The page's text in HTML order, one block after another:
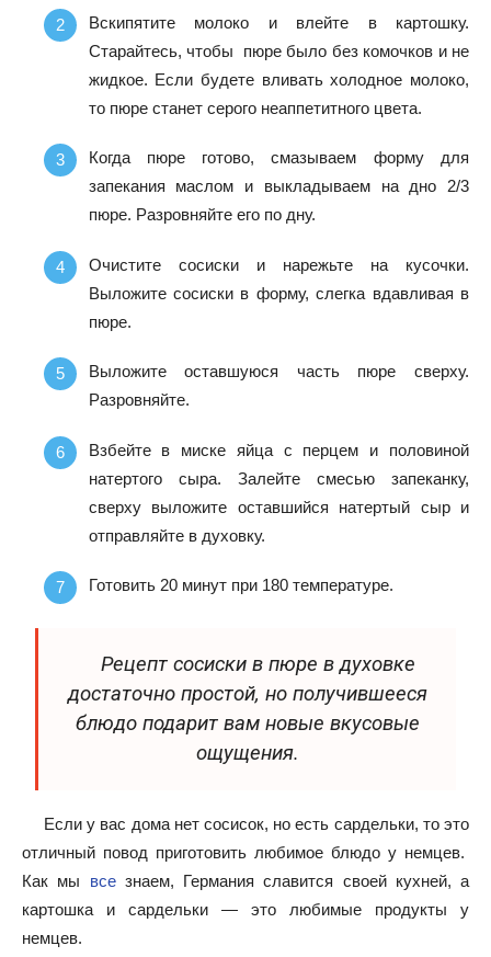
Вскипятите молоко и влейте в картошку.
Старайтесь, чтобы пюре было без комочков и не
жидкое. Если будете вливать холодное молоко,
то пюре станет серого неаппетитного цвета.
Когда пюре готово, смазываем форму для
запекания маслом и выкладываем на дно 2/3
пюре. Разровняйте его по дну.
Очистите сосиски и нарежьте на кусочки.
Выложите сосиски в форму, слегка вдавливая в
пюре.
Выложите оставшуюся часть пюре сверху.
Разровняйте.
Взбейте в миске яйца с перцем и половиной
натертого сыра. Залейте смесью запеканку,
сверху выложите оставшийся натертый сыр и
отправляйте в духовку.
Готовить 20 минут при 180 температуре.
Рецепт сосиски в пюре в духовке
достаточно простой, но получившееся
блюдо подарит вам новые вкусовые
ощущения.
Если у вас дома нет сосисок, но есть сардельки, то это
отличный повод приготовить любимое блюдо у немцев.
Как мы всезнаем, Германия славится своей кухней, а
картошка и сардельки — это любимые продукты у
немцев.